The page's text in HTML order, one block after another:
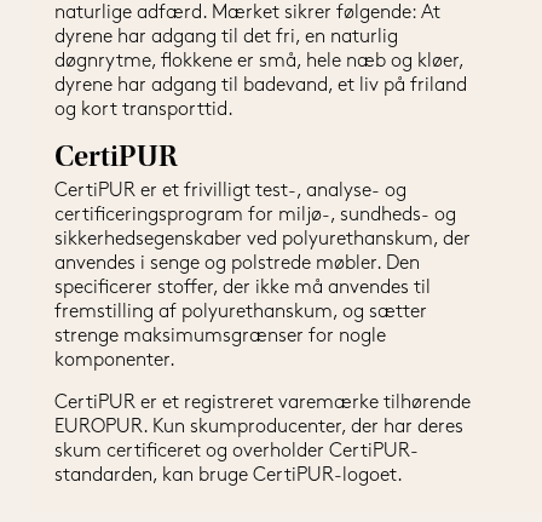
naturlige adfærd. Mærket sikrer følgende: At
dyrene har adgang til det fri, en naturlig
døgnrytme, flokkene er små, hele næb og kløer,
dyrene har adgang til badevand, et liv på friland
og kort transporttid.
CertiPUR
CertiPUR er et frivilligt test-, analyse- og
certificeringsprogram for miljø-, sundheds- og
sikkerhedsegenskaber ved polyurethanskum, der
anvendes i senge og polstrede møbler. Den
specificerer stoffer, der ikke må anvendes til
fremstilling af polyurethanskum, og sætter
strenge maksimumsgrænser for nogle
komponenter.
CertiPUR er et registreret varemærke tilhørende
EUROPUR. Kun skumproducenter, der har deres
skum certificeret og overholder CertiPUR-
standarden, kan bruge CertiPUR-logoet.